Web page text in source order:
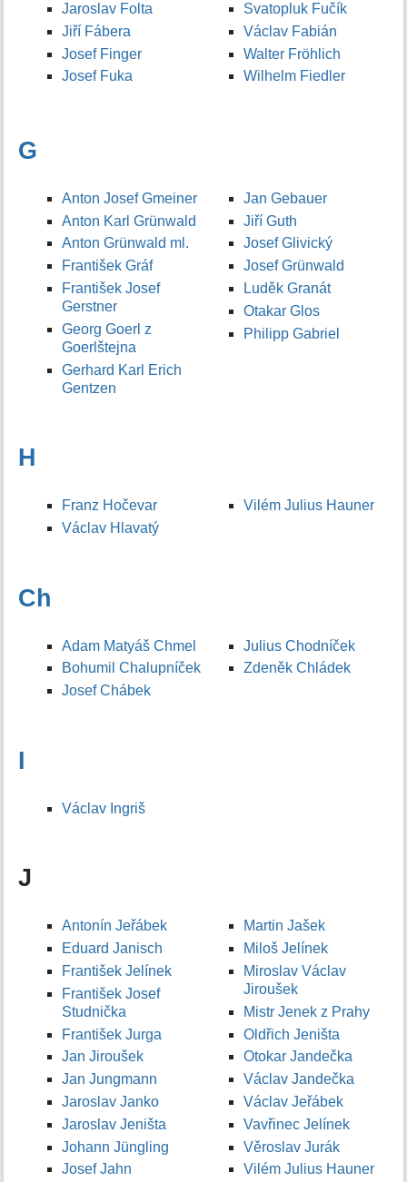
Jaroslav Folta
Jiří Fábera
Josef Finger
Josef Fuka
Svatopluk Fučík
Václav Fabián
Walter Fröhlich
Wilhelm Fiedler
G
Anton Josef Gmeiner
Anton Karl Grünwald
Anton Grünwald ml.
František Gráf
František Josef
Gerstner
Georg Goerl z
Goerlštejna
Gerhard Karl Erich
Gentzen
Jan Gebauer
Jiří Guth
Josef Glivický
Josef Grünwald
Luděk Granát
Otakar Glos
Philipp Gabriel
H
Franz Hočevar
Václav Hlavatý
Vilém Julius Hauner
Ch
Adam Matyáš Chmel
Bohumil Chalupníček
Josef Chábek
Julius Chodníček
Zdeněk Chládek
I
Václav Ingriš
J
Antonín Jeřábek
Eduard Janisch
František Jelínek
František Josef
Studnička
František Jurga
Jan Jiroušek
Jan Jungmann
Jaroslav Janko
Jaroslav Jeništa
Johann Jüngling
Josef Jahn
Martin Jašek
Miloš Jelínek
Miroslav Václav
Jiroušek
Mistr Jenek z Prahy
Oldřich Jeništa
Otokar Jandečka
Václav Jandečka
Václav Jeřábek
Vavřinec Jelínek
Věroslav Jurák
Vilém Julius Hauner